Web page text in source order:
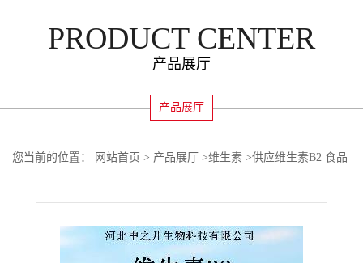
PRODUCT CENTER
产品展厅
产品展厅
您当前的位置： 网站首页 > 产品展厅 >维生素 >供应维生素B2 食品